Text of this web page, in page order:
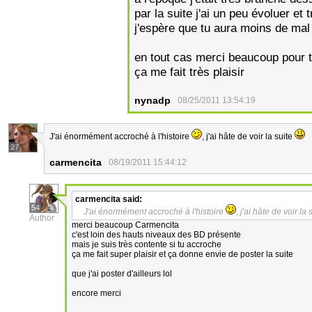
par la suite j'ai un peu évoluer et
j'espère que tu aura moins de
en tout cas merci beaucoup pour
ça me fait très plaisir
nynadp 08/25/2011 13:54:19
27
J'ai énormément accroché à l'histoire , j'ai hâte de voir la suite
carmencita 08/19/2011 15:44:12
54
Author
carmencita said:
J'ai énormément accroché à l'histoire
, j'ai hâte de voir la
merci beaucoup Carmencita
c'est loin des hauts niveaux des BD présente
mais je suis très contente si tu accroche
ça me fait super plaisir et ça donne envie de poster la suite
que j'ai poster d'ailleurs lol
encore merci